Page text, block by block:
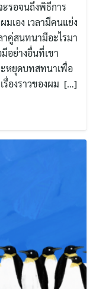
รอจนถึงพิธีการ
เอง เวลามีคนแย่ง
คู่สนทนามีอะไรมา
อย่างอื่นที่เขา
ะหยุดบทสทนาเพื่อ
รื่องราวของผม […]